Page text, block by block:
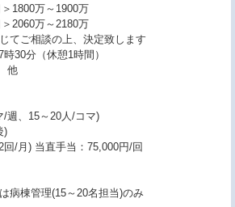
万～1900万
万～2180万
談の上、決定致します
30分（休憩1時間）
他
、15～20人/コマ)
)
月) 当直手当：75,000円/回
病棟管理(15～20名担当)のみ